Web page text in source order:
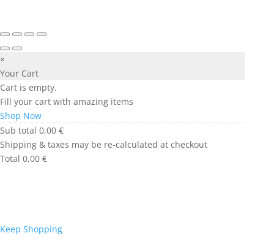
×
Your Cart
Cart is empty.
Fill your cart with amazing items
Shop Now
Sub total 0,00 €
Shipping & taxes may be re-calculated at checkout
Total 0,00 €
Keep Shopping